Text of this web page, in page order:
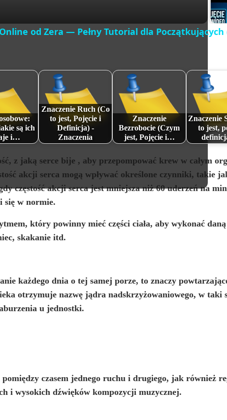
e
o
od Zera — Pełny Tutorial dla
są ich
i…
Znaczenie Ruch (Co
to jest, Pojęcie i
Definicja) -
Znaczenia
Znaczenie
Bezrobocie (Czym
jest, Pojęcie i…
Znaczenie
to jest,
z jaką serce bije , aby przepompować krew w całym
akcji serca mogą wpływać określone czynniki, takie
częstość akcji serca jest mniejsza niż 60 uderzeń na
się w normie.
którypowinny mieć części ciała, aby wykonać
skakanie itd.
każdego dnia o tej samej porze, to znaczy
otrzymuje nazwę jądra nadskrzyżowaniowego, w taki
u jednostki.
czasem jednego ruchu i drugiego, jak również
i wysokich dźwięków kompozycji muzycznej.